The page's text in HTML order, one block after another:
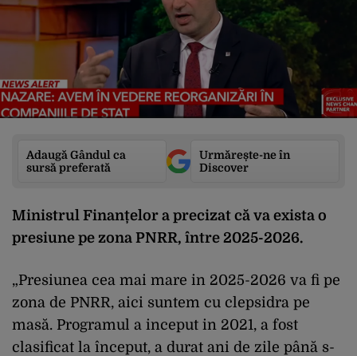
Adaugă Gândul ca
sursă preferată
Urmărește-ne în
Discover
Ministrul Finanțelor a precizat că va exista o
presiune pe zona PNRR, între 2025-2026.
„Presiunea cea mai mare in 2025-2026 va fi pe
zona de PNRR, aici suntem cu clepsidra pe
masă. Programul a inceput in 2021, a fost
clasificat la început, a durat ani de zile până s-